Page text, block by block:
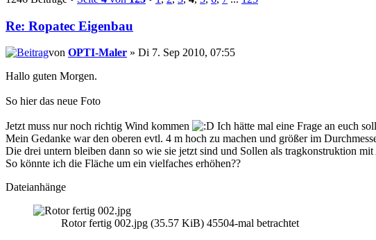
Re: Ropatec Eigenbau
von OPTI-Maler » Di 7. Sep 2010, 07:55
Hallo guten Morgen.
So hier das neue Foto
Jetzt muss nur noch richtig Wind kommen
Ich hätte mal eine Frage an euch
Mein Gedanke war den oberen evtl. 4 m hoch zu machen und größer im
Die drei untern bleiben dann so wie sie jetzt sind und Sollen als tragkonstruktion
So könnte ich die Fläche um ein vielfaches erhöhen??
Dateianhänge
Rotor fertig 002.jpg (35.57 KiB) 45504-mal betrachtet